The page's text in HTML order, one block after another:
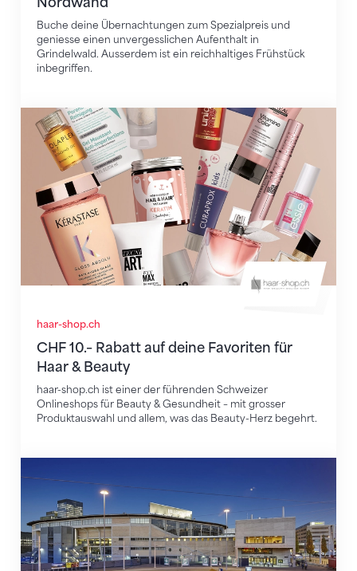
Buche deine Übernachtungen zum Spezialpreis und
geniesse einen unvergesslichen Aufenthalt in
Grindelwald. Ausserdem ist ein reichhaltiges Frühstück
inbegriffen.
haar-shop.ch
CHF 10.– Rabatt auf deine Favoriten für
Haar & Beauty
haar-shop.ch ist einer der führenden Schweizer
Onlineshops für Beauty & Gesundheit – mit grosser
Produktauswahl und allem, was das Beauty-Herz begehrt.
CHF 10.– Rabatt auf deine Favoriten für Haar &